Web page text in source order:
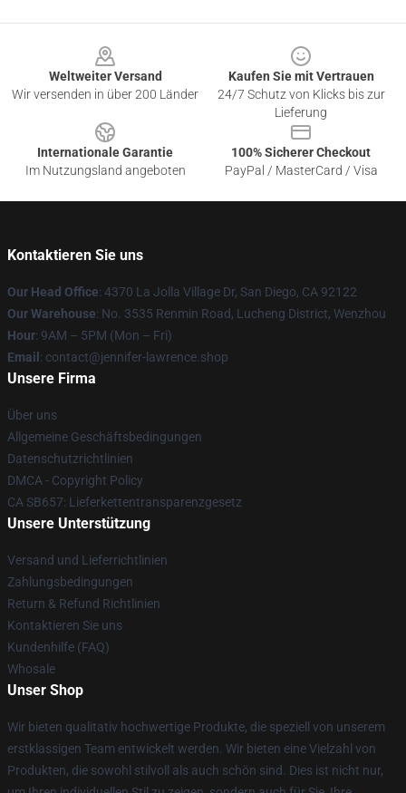
Weltweiter Versand
Wir versenden in über 200 Länder
Kaufen Sie mit Vertrauen
24/7 Schutz von Klicks bis zur
Lieferung
Internationale Garantie
Im Nutzungsland angeboten
100% Sicherer Checkout
PayPal / MasterCard / Visa
Kontaktieren Sie uns
Our Head Office: 4370 La Jolla Village Dr, San Diego, CA 92122
Our Warehouse: No. 3535 Renmin Road, Lucheng District, Wenzhou
Hour: 9AM – 5PM (Mon – Fri)
Email : contact@jennifer-lawrence.shop
Unsere Firma
Über uns
Allgemeine Geschäftsbedingungen
Datenschutzrichtlinien
DMCA - Copyright Policy
CA SB657: Lieferkettentransparenzgesetz
Unsere Unterstützung
Versand und Lieferrichtlinien
Zahlungsbedingungen
Return & Refund Richtlinien
Kontaktieren Sie uns
Kundenhilfe (FAQ)
Whosale
Unser Shop
Wir bieten qualitativ hochwertige Produkte, die speziell von unserem
erstklassigen Team entwickelt werden. Wir bieten eine Vielzahl von
Produkten, die sowohl stilvoll als auch schön sind. Dies ist nicht nur,